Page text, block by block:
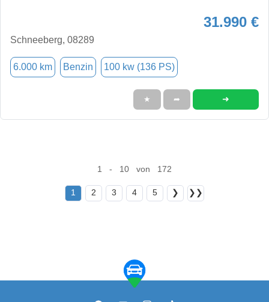
31.990 €
Schneeberg, 08289
6.000 km Benzin 100 kw (136 PS)
★ ➦ ➜
1 - 10 von 172
1 2 3 4 5 ❯ ❯❯